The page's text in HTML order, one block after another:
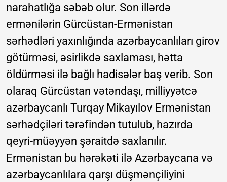
narahatlığa səbəb olur. Son illərdə
ermənilərin Gürcüstan-Ermənistan
sərhədləri yaxınlığında azərbaycanlıları girov
götürməsi, əsirlikdə saxlaması, hətta
öldürməsi ilə bağlı hadisələr baş verib. Son
olaraq Gürcüstan vətəndaşı, milliyyətcə
azərbaycanlı Turqay Mikayılov Ermənistan
sərhədçiləri tərəfindən tutulub, hazırda
qeyri-müəyyən şəraitdə saxlanılır.
Ermənistan bu hərəkəti ilə Azərbaycana və
azərbaycanlılara qarşı düşmənçiliyini